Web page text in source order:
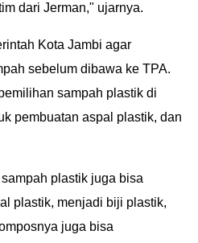
dari Jerman," ujarnya.
Kota Jambi agar
sebelum dibawa ke TPA.
sampah plastik di
pembuatan aspal plastik, dan
plastik juga bisa
plastik, menjadi biji plastik,
juga bisa